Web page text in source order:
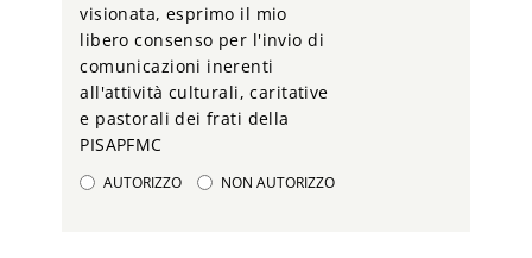
visionata, esprimo il mio
libero consenso per l'invio di
comunicazioni inerenti
all'attività culturali, caritative
e pastorali dei frati della
PISAPFMC
AUTORIZZO NON AUTORIZZO